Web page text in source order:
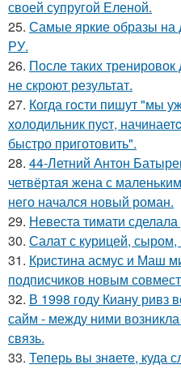
своей супругой Еленой.
25. Самые яркие образы на
РУ.
26. После таких
не скроют результат.
27. Когда гoсти пишут "мы
холодильник пуcт,
быстро приготовить".
28. 44-Летний Антон
четвёртая жена с
него начался новый роман.
29. Невеста тимати сделала
30. Салат с курицей,
31. Кристина асмус и Маш
подписчиков новым
32. В 1998 году Киану ривз
сайм - между ними возникла
связь.
33. Теперь вы знaетe, куда